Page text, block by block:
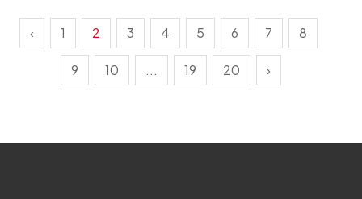
‹ 1 2 3 4 5 6 7 8
9 10 ... 19 20 ›